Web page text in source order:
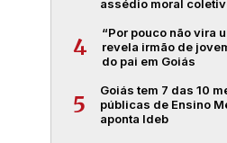
assédio moral
4
“Por pouco não vira
revela irmão de
do pai em Goiás
5
Goiás tem 7 das 10
públicas de Ensino
aponta Ideb